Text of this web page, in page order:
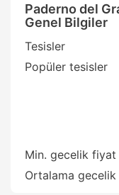
Paderno del
Genel Bilgiler
Tesisler
Popüler tesisler
Min. gecelik fiyat
Ortalama